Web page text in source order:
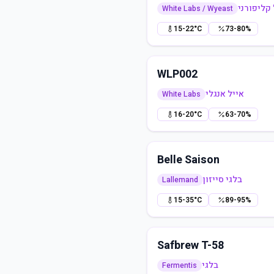
White Labs / Wyeast קליפורני
15-22°C 73-80%
WLP002
White Labs אייל אנגלי
16-20°C 63-70%
Belle Saison
Lallemand בלגי סייזון
15-35°C 89-95%
Safbrew T-58
Fermentis בלגי